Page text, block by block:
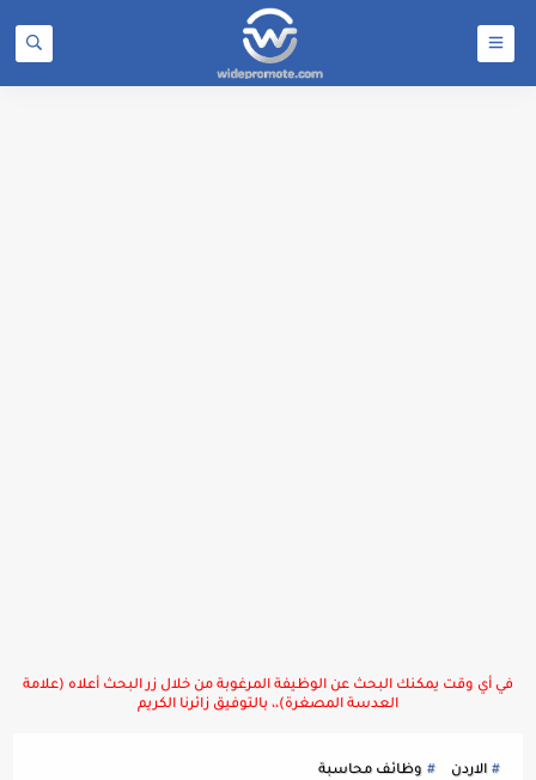
في أي وقت يمكنك البحث عن الوظيفة المرغوبة من خلال زر البحث أعلاه (علامة
العدسة المصغرة)،، بالتوفيق زائرنا الكريم
الاردن وظائف محاسبة